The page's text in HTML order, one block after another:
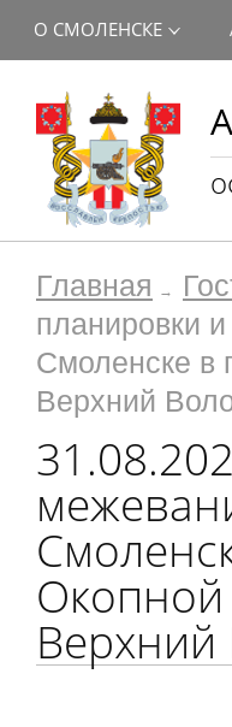
О СМОЛЕНСКЕ
Главная
планировки
Смоленске в
Верхний
Верхний